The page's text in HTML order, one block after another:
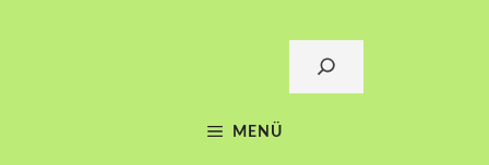
Suchen
MENÜ